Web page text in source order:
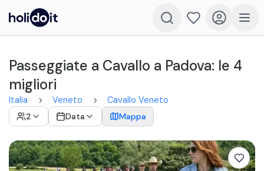
Passeggiate a Cavallo a Padova: le 4
migliori
Italia Veneto
Cavallo Veneto
2
Data Mappa